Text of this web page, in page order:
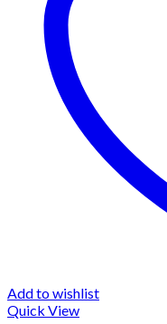
Add to wishlist
Quick View